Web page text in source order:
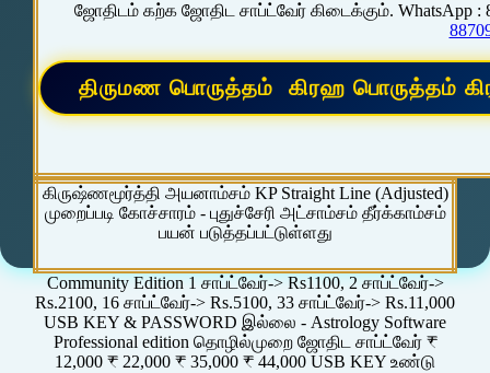
ஜோதிடம் கற்க ஜோதிட சாப்ட்வேர் கிடைக்கும். WhatsApp :
கிருஷ்ணமூர்த்தி அயனாம்சம் KP Straight Line (Adjusted)
முறைப்படி கோச்சாரம் - புதுச்சேரி அட்சாம்சம் தீர்க்காம்சம்
பயன் படுத்தப்பட்டுள்ளது
Community Edition 1 சாப்ட்வேர்-> Rs1100, 2 சாப்ட்வேர்->
Rs.2100, 16 சாப்ட்வேர்-> Rs.5100, 33 சாப்ட்வேர்-> Rs.11,000
USB KEY & PASSWORD இல்லை - Astrology Software
Professional edition தொழில்முறை ஜோதிட சாப்ட்வேர் ₹
12,000 ₹ 22,000 ₹ 35,000 ₹ 44,000 USB KEY உண்டு